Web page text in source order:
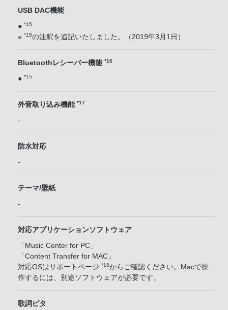
USB DAC機能
● *15
※ *15の注釈を追記いたしました。（2019年3月1日）
Bluetoothレシーバー機能 *16
● *15
外音取り込み機能 *17
-
防水対応
-
テーマ/壁紙
-
対応アプリケーションソフトウェア
「Music Center for PC」
「Content Transfer for MAC」
対応OSはサポートページ *18からご確認ください。Macで操
作するには、別途ソフトウェアが必要です。
歌詞ピタ